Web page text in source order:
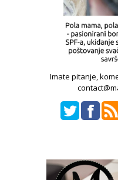
Imate pitanje,